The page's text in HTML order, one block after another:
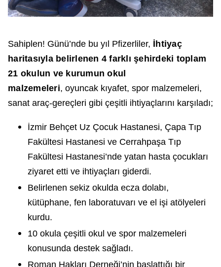
Sahiplen! Günü’nde bu yıl Pfizerliler, İhtiyaç
haritasıyla belirlenen 4 farklı şehirdeki toplam
21 okulun ve kurumun okul
malzemeleri, oyuncak kıyafet, spor malzemeleri,
sanat araç-gereçleri gibi çeşitli ihtiyaçlarını karşıladı;
İzmir Behçet Uz Çocuk Hastanesi, Çapa Tıp
Fakültesi Hastanesi ve Cerrahpaşa Tıp
Fakültesi Hastanesi’nde yatan hasta çocukları
ziyaret etti ve ihtiyaçları giderdi.
Belirlenen sekiz okulda ecza dolabı,
kütüphane, fen laboratuvarı ve el işi atölyeleri
kurdu.
10 okula çeşitli okul ve spor malzemeleri
konusunda destek sağladı.
Roman Hakları Derneği’nin başlattığı bir